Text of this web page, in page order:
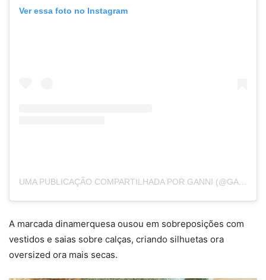
Ver essa foto no Instagram
UMA PUBLICAÇÃO COMPARTILHADA POR GANNI (@GANNI)
A marcada dinamerquesa ousou em sobreposições com
vestidos e saias sobre calças, criando silhuetas ora
oversized ora mais secas.